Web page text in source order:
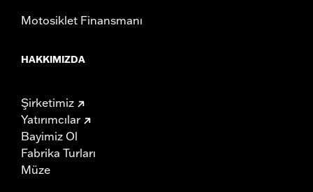
Motosiklet Finansmanı
HAKKIMIZDA
Şirketimiz
Yatırımcılar
Bayimiz Ol
Fabrika Turları
Müze